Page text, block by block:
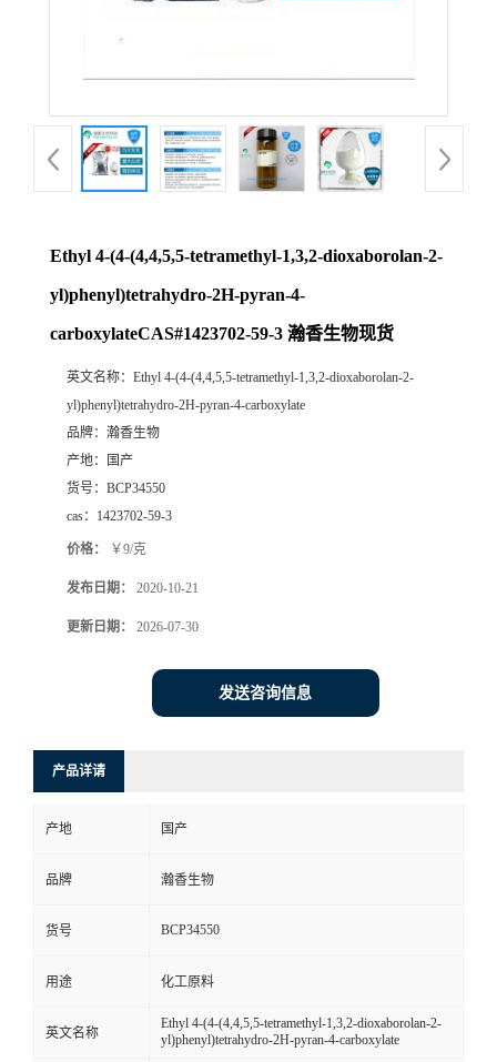
Ethyl 4-(4-(4,4,5,5-tetramethyl-1,3,2-dioxaborolan-2-
yl)phenyl)tetrahydro-2H-pyran-4-
carboxylateCAS#1423702-59-3 瀚香生物现货
英文名称： Ethyl 4-(4-(4,4,5,5-tetramethyl-1,3,2-dioxaborolan-2-
yl)phenyl)tetrahydro-2H-pyran-4-carboxylate
品牌： 瀚香生物
产地：
国产
货号： BCP34550
cas： 1423702-59-3
价格： ￥9/克
发布日期： 2020-10-21
更新日期： 2026-07-30
发送咨询信息
产品详请
产地 国产
品牌 瀚香生物
货号 BCP34550
用途 化工原料
英文名称
Ethyl 4-(4-(4,4,5,5-tetramethyl-1,3,2-dioxaborolan-2-
yl)phenyl)tetrahydro-2H-pyran-4-carboxylate